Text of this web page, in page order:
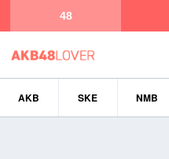
48
AKB SKE NMB